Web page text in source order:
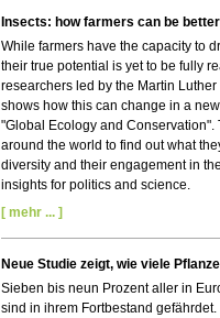
Insects: how farmers can be
While farmers have the capacity to
their true potential is yet to be fully
researchers led by the Martin
shows how this can change in a
"Global Ecology and
around the world to find out what
diversity and their engagement in
insights for politics and science.
[ mehr ... ]
Neue Studie zeigt, wie viele
Sieben bis neun Prozent aller in
sind in ihrem Fortbestand